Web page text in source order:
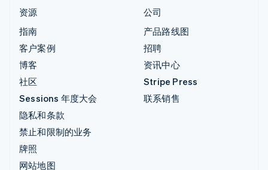
资源
指南
客户案例
博客
社区
Sessions 年度大会
隐私和条款
禁止和限制的业务
牌照
网站地图
公司
产品路线图
招聘
资讯中心
Stripe Press
联系销售